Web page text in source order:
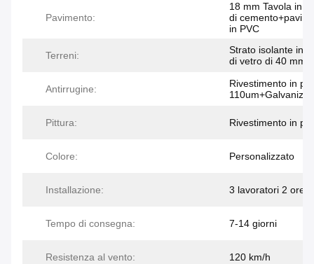
Pavimento:
18 mm Tavola in
di
in PVC
Terreni:
Strato isolante in
di vetro di 40 mm
Antirrugine:
Rivestimento in
Pittura: Rivestimento in
Colore: Personalizzato
Installazione: 3 lavoratori 2 ore
Tempo di consegna: 7-14 giorni
Resistenza al vento: 120 km/h